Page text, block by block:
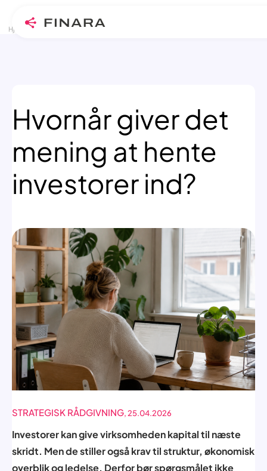
SkipHjem >Blogindlæg>Hvornår giver det mening at hente investorer ind?
Hvornår giver det
mening at hente
investorer ind?
STRATEGISK RÅDGIVNING, 25.04.2026
Investorer kan give virksomheden kapital til næste
skridt. Men de stiller også krav til struktur, økonomisk
overblik og ledelse. Derfor bør spørgsmålet ikke